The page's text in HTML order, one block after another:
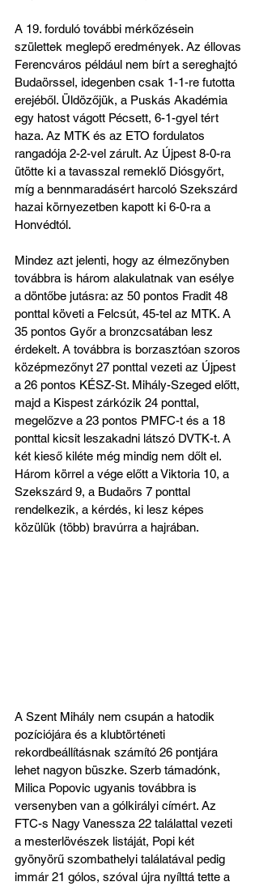
A 19. forduló további mérkőzésein
születtek meglepő eredmények. Az éllovas
Ferencváros például nem bírt a sereghajtó
Budaörssel, idegenben csak 1-1-re futotta
erejéből. Üldözőjük, a Puskás Akadémia
egy hatost vágott Pécsett, 6-1-gyel tért
haza. Az MTK és az ETO fordulatos
rangadója 2-2-vel zárult. Az Újpest 8-0-ra
ütötte ki a tavasszal remeklő Diósgyőrt,
míg a bennmaradásért harcoló Szekszárd
hazai környezetben kapott ki 6-0-ra a
Honvédtól.
Mindez azt jelenti, hogy az élmezőnyben
továbbra is három alakulatnak van esélye
a döntőbe jutásra: az 50 pontos Fradit 48
ponttal követi a Felcsút, 45-tel az MTK. A
35 pontos Győr a bronzcsatában lesz
érdekelt. A továbbra is borzasztóan szoros
középmezőnyt 27 ponttal vezeti az Újpest
a 26 pontos KÉSZ-St. Mihály-Szeged előtt,
majd a Kispest zárkózik 24 ponttal,
megelőzve a 23 pontos PMFC-t és a 18
ponttal kicsit leszakadni látszó DVTK-t. A
két kieső kiléte még mindig nem dőlt el.
Három körrel a vége előtt a Viktoria 10, a
Szekszárd 9, a Budaörs 7 ponttal
rendelkezik, a kérdés, ki lesz képes
közülük (több) bravúrra a hajrában.
A Szent Mihály nem csupán a hatodik
pozíciójára és a klubtörténeti
rekordbeállításnak számító 26 pontjára
lehet nagyon büszke. Szerb támadónk,
Milica Popovic ugyanis továbbra is
versenyben van a gólkirályi címért. Az
FTC-s Nagy Vanessza 22 találattal vezeti
a mesterlövészek listáját, Popi két
gyönyörű szombathelyi találatával pedig
immár 21 gólos, szóval újra nyílttá tette a